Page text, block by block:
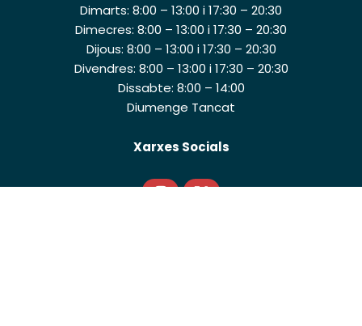
Dimarts: 8:00 – 13:00 i 17:30 – 20:30
Dimecres: 8:00 – 13:00 i 17:30 – 20:30
Dijous: 8:00 – 13:00 i 17:30 – 20:30
Divendres: 8:00 – 13:00 i 17:30 – 20:30
Dissabte: 8:00 – 14:00
Diumenge Tancat
Xarxes Socials